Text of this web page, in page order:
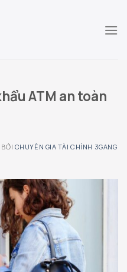
ATM an toàn
BỞI CHUYÊN GIA TÀI CHÍNH 3GANG